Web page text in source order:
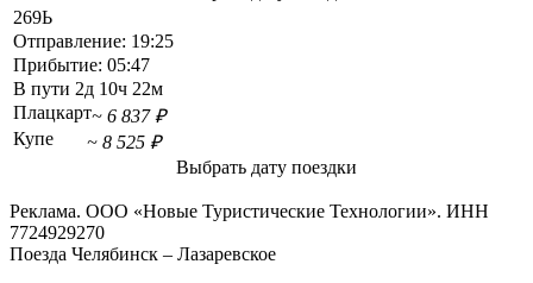
269Ь
Отправление: 19:25
Прибытие: 05:47
В пути 2д 10ч 22м
Плацкарт~ 6 837 ₽
Купе
~ 8 525 ₽
Выбрать дату поездки
Реклама. ООО «Новые Туристические Технологии». ИНН
7724929270
Поезда Челябинск – Лазаревское